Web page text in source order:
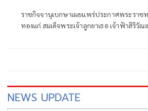
ราชกิจจานุเบกษาเผยแพร่ประกาศพระราช
ทองแก่ สมเด็จพระเจ้าลูกยาเธอ เจ้าฟ้าสิริวัณ
NEWS UPDATE